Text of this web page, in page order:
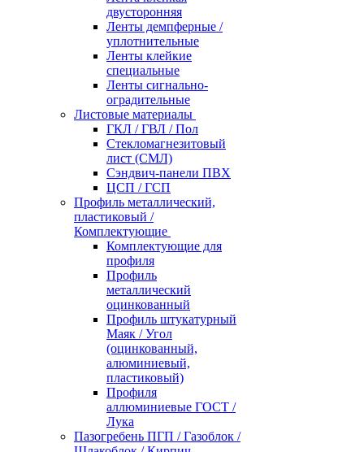
двусторонняя
Ленты демпферные /
уплотнительные
Ленты клейкие
специальные
Ленты сигнально-
оградительные
Листовые материалы
ГКЛ / ГВЛ / Пол
Стекломагнезитовый
лист (СМЛ)
Сэндвич-панели ПВХ
ЦСП / ГСП
Профиль металлический,
пластиковый /
Комплектующие
Комплектующие для
профиля
Профиль
металлический
оцинкованный
Профиль штукатурный
Маяк / Угол
(оцинкованный,
алюминиевый,
пластиковый)
Профиля
аллюминиевые ГОСТ /
Лука
Пазогребень ПГП / Газоблок /